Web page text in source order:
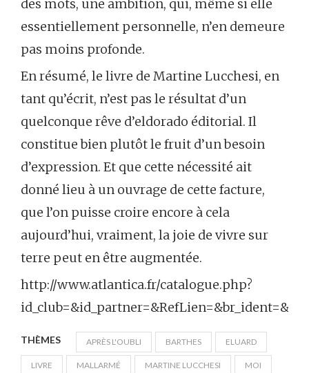
des mots, une ambition, qui, même si elle
essentiellement personnelle, n’en demeure
pas moins profonde.
En résumé, le livre de Martine Lucchesi, en
tant qu’écrit, n’est pas le résultat d’un
quelconque rêve d’eldorado éditorial. Il
constitue bien plutôt le fruit d’un besoin
d’expression. Et que cette nécessité ait
donné lieu à un ouvrage de cette facture,
que l’on puisse croire encore à cela
aujourd’hui, vraiment, la joie de vivre sur
terre peut en être augmentée.
http://www.atlantica.fr/catalogue.php?
THÈMES APRÈS L'OUBLI BARTHES ELUARD
LIVRE MALLARMÉ MARTINE LUCCHESI MOI